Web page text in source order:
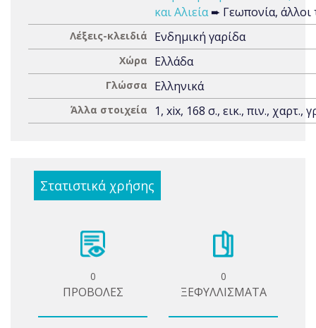
και Αλιεία➨ Γεωπονία, άλλοι
Λέξεις-κλειδιά Ενδημική γαρίδα
Χώρα Ελλάδα
Γλώσσα Ελληνικά
Άλλα στοιχεία 1, xix, 168 σ., εικ., πιν., χαρτ.,
Στατιστικά χρήσης
0
ΠΡΟΒΟΛΕΣ
0
ΞΕΦΥΛΛΙΣΜΑΤΑ